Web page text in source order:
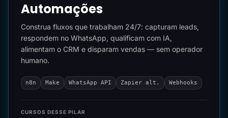
Automações
Construa fluxos que trabalham 24/7: capturam leads,
respondem no WhatsApp, qualificam com IA,
alimentam o CRM e disparam vendas — sem operador
humano.
n8n Make WhatsApp API Zapier alt. Webhooks
CURSOS DESSE PILAR